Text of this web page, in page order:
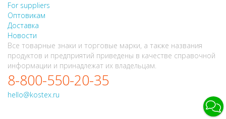
For suppliers
Оптовикам
Доставка
Новости
Все товарные знаки и торговые марки, а также названия
продуктов и предприятий приведены в качестве справочной
информации и принадлежат их владельцам.
8-800-550-20-35
hello@kostex.ru